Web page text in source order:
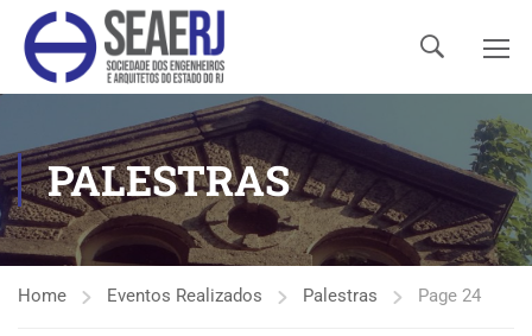
PALESTRAS
Home Eventos Realizados Palestras Page 24